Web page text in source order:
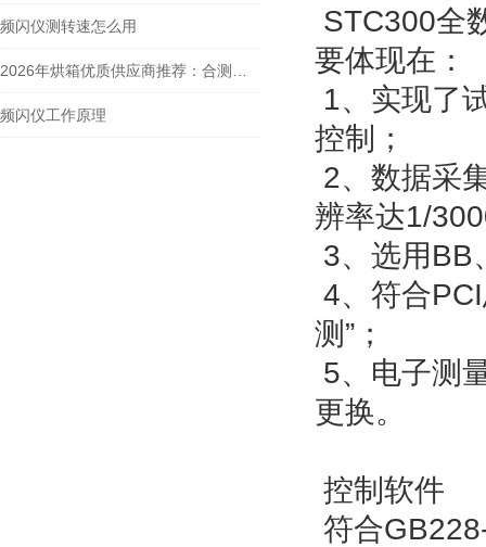
频闪仪测转速怎么用
频闪仪工作原理
STC300全
要体现在：
1、实现了
控制；
2、数据采
辨率达1/
3、选用BB
4、符合
测”；
5、电子测
更换。
控制软件
符合